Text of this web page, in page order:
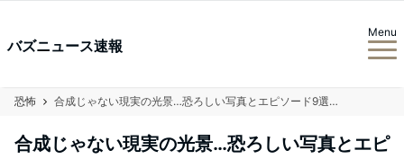
バズニュース速報
Menu
恐怖 合成じゃない現実の光景…恐ろしい写真とエピソード9選…
合成じゃない現実の光景…恐ろしい写真とエピ